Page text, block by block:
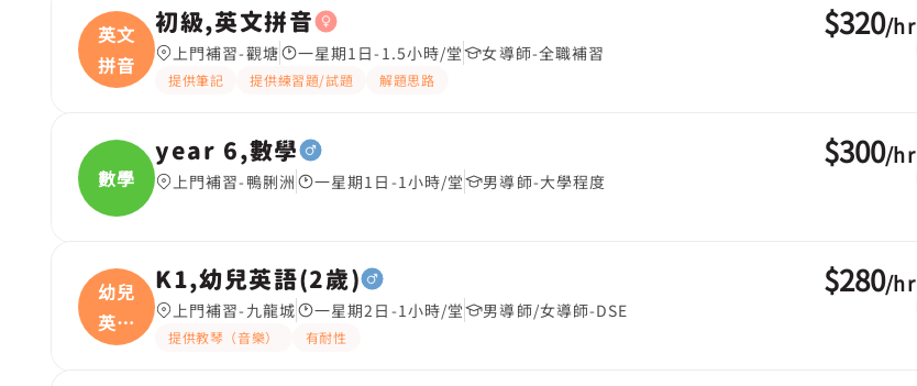
英文
拼音
初級,英文拼音
上門補習-觀塘 一星期1日-1.5小時/堂 女導師-全職補習
提供筆記 提供練習題/試題 解題思路
$320/hr
數學
year 6,數學
上門補習-鴨脷洲 一星期1日-1小時/堂 男導師-大學程度
$300/hr
幼兒
英語
(
K1,幼兒英語(2歲)
上門補習-九龍城 一星期2日-1小時/堂 男導師/女導師-DSE
提供教琴（音樂） 有耐性
$280/hr